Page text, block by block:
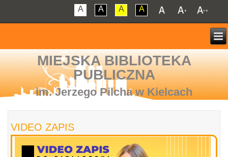
A A A A
MIEJSKA BIBLIOTEKA
PUBLICZNA
im. Jerzego Pilcha w Kielcach
VIDEO ZAPIS